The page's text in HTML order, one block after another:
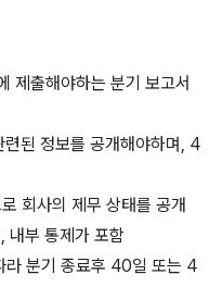
제출해야하는 분기 보고서
된 정보를 공개해야하며, 4
회사의 제무 상태를 공개
내부 통제가 포함
분기 종료후 40일 또는 4